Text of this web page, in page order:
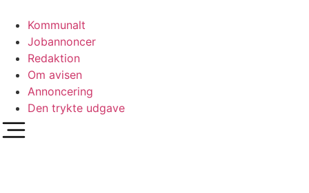
indhold
Kommunalt
Jobannoncer
Redaktion
Om avisen
Annoncering
Den trykte udgave